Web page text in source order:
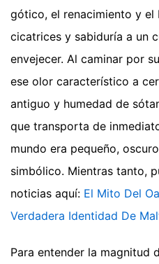
gótico, el renacimiento y el
cicatrices y sabiduría a un
envejecer. Al caminar por
ese olor característico a
antiguo y humedad de
que transporta de
mundo era pequeño,
simbólico. Mientras tanto,
noticias aquí: El Mito Del
Verdadera Identidad De
Para entender la magnitud